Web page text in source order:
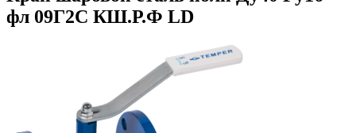
фл 09Г2С КШ.Р.Ф LD